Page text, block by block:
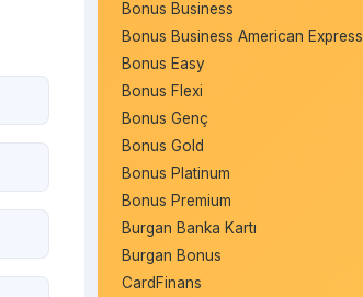
Bonus Business
Bonus Business American Express
Bonus Easy
Bonus Flexi
Bonus Genç
Bonus Gold
Bonus Platinum
Bonus Premium
Burgan Banka Kartı
Burgan Bonus
CardFinans